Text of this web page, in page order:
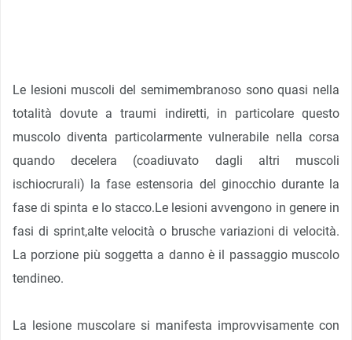
Le lesioni muscoli del semimembranoso sono quasi nella
totalità dovute a traumi indiretti, in particolare questo
muscolo diventa particolarmente vulnerabile nella corsa
quando decelera (coadiuvato dagli altri muscoli
ischiocrurali) la fase estensoria del ginocchio durante la
fase di spinta e lo stacco.Le lesioni avvengono in genere in
fasi di sprint,alte velocità o brusche variazioni di velocità.
La porzione più soggetta a danno è il passaggio muscolo
tendineo.
La lesione muscolare si manifesta improvvisamente con